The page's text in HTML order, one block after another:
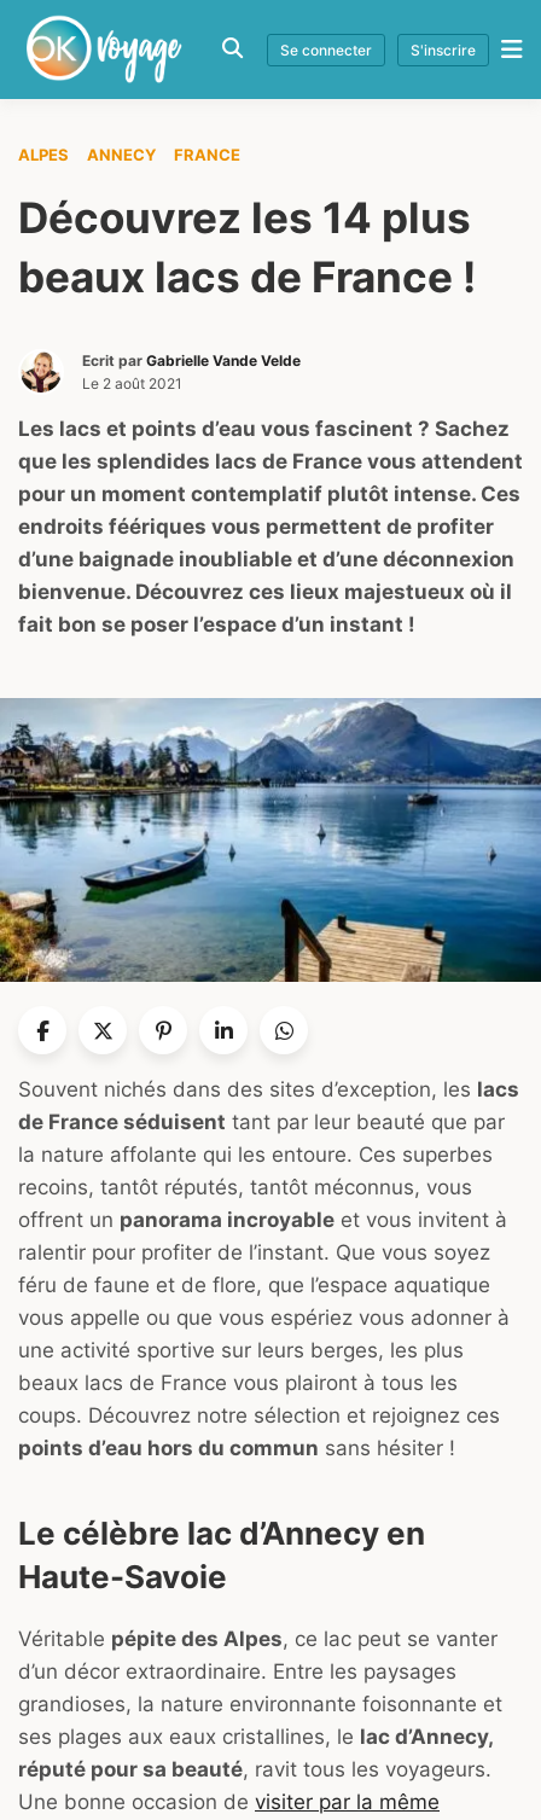
Se connecter S'inscrire
ALPES ANNECY FRANCE
Découvrez les 14 plus
beaux lacs de France !
Ecrit par Gabrielle Vande Velde
Le 2 août 2021
Les lacs et points d’eau vous fascinent ? Sachez
que les splendides lacs de France vous attendent
pour un moment contemplatif plutôt intense. Ces
endroits féériques vous permettent de profiter
d’une baignade inoubliable et d’une déconnexion
bienvenue. Découvrez ces lieux majestueux où il
fait bon se poser l’espace d’un instant !
Souvent nichés dans des sites d’exception, les lacs
de France séduisent tant par leur beauté que par
la nature affolante qui les entoure. Ces superbes
recoins, tantôt réputés, tantôt méconnus, vous
offrent un panorama incroyable et vous invitent à
ralentir pour profiter de l’instant. Que vous soyez
féru de faune et de flore, que l’espace aquatique
vous appelle ou que vous espériez vous adonner à
une activité sportive sur leurs berges, les plus
beaux lacs de France vous plairont à tous les
coups. Découvrez notre sélection et rejoignez ces
points d’eau hors du commun sans hésiter !
Le célèbre lac d’Annecy en
Haute-Savoie
Véritable pépite des Alpes, ce lac peut se vanter
d’un décor extraordinaire. Entre les paysages
grandioses, la nature environnante foisonnante et
ses plages aux eaux cristallines, le lac d’Annecy,
réputé pour sa beauté, ravit tous les voyageurs.
Une bonne occasion de visiter par la même